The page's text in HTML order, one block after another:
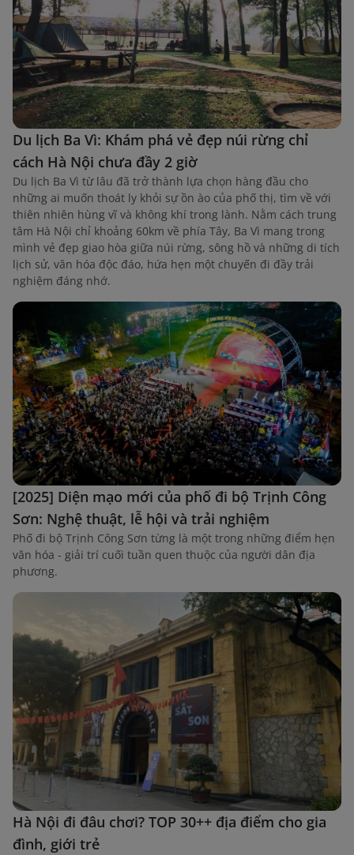
Du lịch Ba Vì: Khám phá vẻ đẹp núi rừng chỉ
cách Hà Nội chưa đầy 2 giờ
Du lịch Ba Vì từ lâu đã trở thành lựa chọn hàng đầu cho
những ai muốn thoát ly khỏi sự ồn ào của phố thị, tìm về với
thiên nhiên hùng vĩ và không khí trong lành. Nằm cách trung
tâm Hà Nội chỉ khoảng 60km về phía Tây, Ba Vì mang trong
mình vẻ đẹp giao hòa giữa núi rừng, sông hồ và những di tích
lịch sử, văn hóa độc đáo, hứa hẹn một chuyến đi đầy trải
nghiệm đáng nhớ.
[2025] Diện mạo mới của phố đi bộ Trịnh Công
Sơn: Nghệ thuật, lễ hội và trải nghiệm
Phố đi bộ Trịnh Công Sơn từng là một trong những điểm hẹn
văn hóa - giải trí cuối tuần quen thuộc của người dân địa
phương.
Hà Nội đi đâu chơi? TOP 30++ địa điểm cho gia
đình, giới trẻ